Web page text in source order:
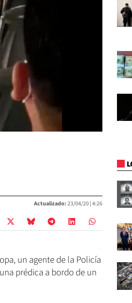
Actualizado:23/04/20 |4:26
un agente de la Policía
prédica a bordo de un